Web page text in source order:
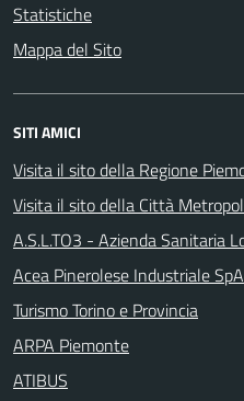
Statistiche
Mappa del Sito
SITI AMICI
Visita il sito della Regione
Visita il sito della Città
A.S.L.TO3 - Azienda Sanitaria
Acea Pinerolese Industriale SpA
Turismo Torino e Provincia
ARPA Piemonte
ATIBUS